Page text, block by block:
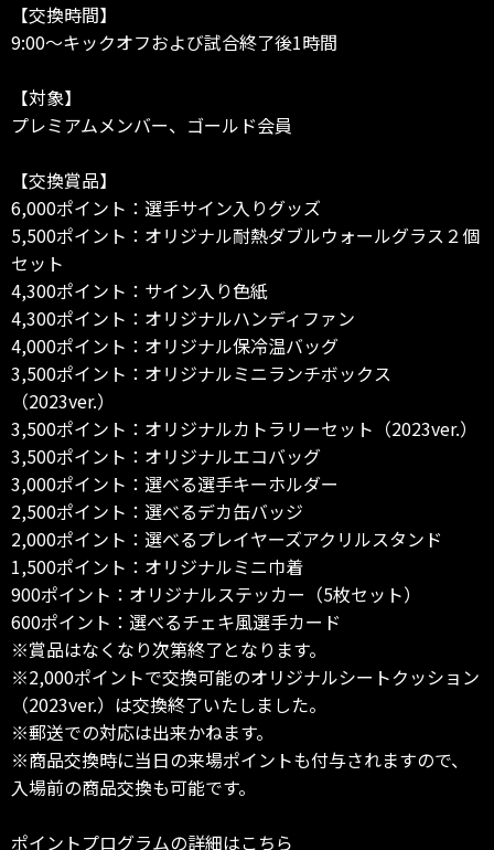
【交換時間】
9:00～キックオフおよび試合終了後1時間
【対象】
プレミアムメンバー、ゴールド会員
【交換賞品】
6,000ポイント：選手サイン入りグッズ
5,500ポイント：オリジナル耐熱ダブルウォールグラス２個
セット
4,300ポイント：サイン入り色紙
4,300ポイント：オリジナルハンディファン
4,000ポイント：オリジナル保冷温バッグ
3,500ポイント：オリジナルミニランチボックス
（2023ver.）
3,500ポイント：オリジナルカトラリーセット（2023ver.）
3,500ポイント：オリジナルエコバッグ
3,000ポイント：選べる選手キーホルダー
2,500ポイント：選べるデカ缶バッジ
2,000ポイント：選べるプレイヤーズアクリルスタンド
1,500ポイント：オリジナルミニ巾着
900ポイント：オリジナルステッカー（5枚セット）
600ポイント：選べるチェキ風選手カード
※賞品はなくなり次第終了となります。
※2,000ポイントで交換可能のオリジナルシートクッション
（2023ver.）は交換終了いたしました。
※郵送での対応は出来かねます。
※商品交換時に当日の来場ポイントも付与されますので、
入場前の商品交換も可能です。
ポイントプログラムの詳細はこちら